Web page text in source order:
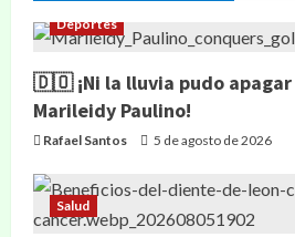
Deportes
🇩🇴 ¡Ni la lluvia pudo
Marileidy Paulino!
Rafael Santos 5 de agosto de 2026
Salud